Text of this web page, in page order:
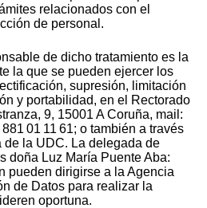
relacionados con el
de personal.
de dicho tratamiento es la
la que se pueden ejercer los
supresión, limitación
y portabilidad, en el Rectorado
9, 15001 A Coruña, mail:
01 11 61; o también a través
la UDC. La delegada de
doña Luz María Puente Aba:
pueden dirigirse a la Agencia
de Datos para realizar la
oportuna.